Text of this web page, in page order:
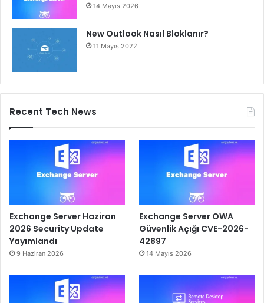
14 Mayıs 2026
New Outlook Nasıl Bloklanır?
11 Mayıs 2022
Recent Tech News
Exchange Server Haziran
2026 Security Update
Yayımlandı
9 Haziran 2026
Exchange Server OWA
Güvenlik Açığı CVE-2026-
42897
14 Mayıs 2026